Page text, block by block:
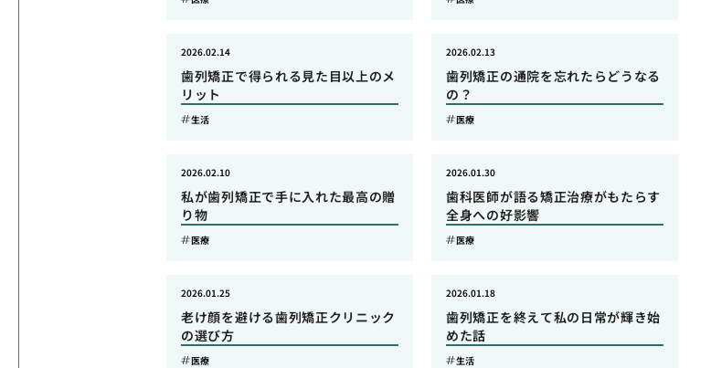
歯列矯正で得られる見た目以上のメ
リット
2026.02.14
生活
歯列矯正の通院を忘れたらどうなる
の？
2026.02.13
医療
私が歯列矯正で手に入れた最高の贈
り物
2026.02.10
医療
歯科医師が語る矯正治療がもたらす
全身への好影響
2026.01.30
医療
老け顔を避ける歯列矯正クリニック
の選び方
2026.01.25
医療
歯列矯正を終えて私の日常が輝き始
めた話
2026.01.18
生活